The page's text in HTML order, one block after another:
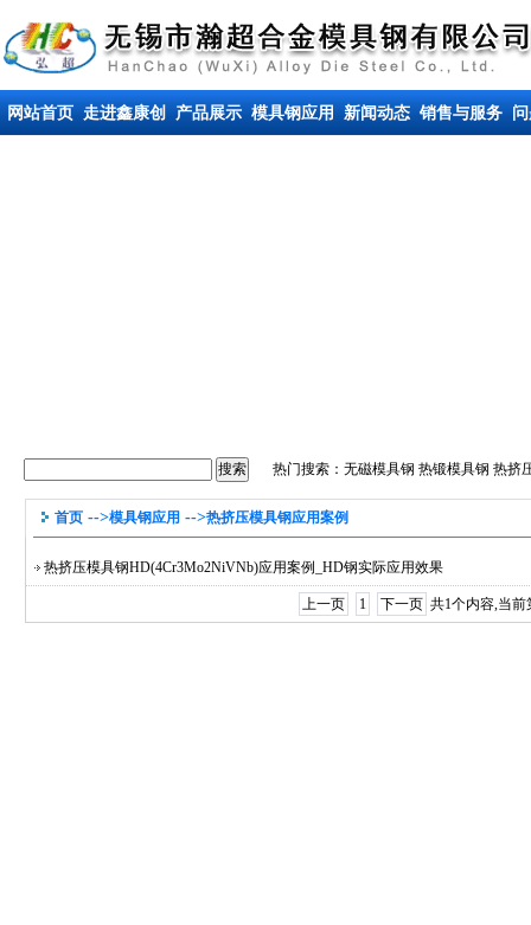
网站首页 走进鑫康创 产品展示 模具钢应用 新闻动态 销售与服务
热门搜索： 无磁模具钢 热锻模具钢 热挤
首页 -->模具钢应用 -->热挤压模具钢应用案例
热挤压模具钢HD(4Cr3Mo2NiVNb)应用案例_HD钢实际应用效果
上一页 1 下一页 共1个内容,当前